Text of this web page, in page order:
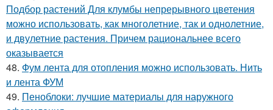
Подбор растений Для клумбы непрерывного цветения
можно использовать, как многолетние, так и однолетние,
и двулетние растения. Причем рациональнее всего
оказывается
48. Фум лента для отопления можно использовать. Нить
и лента ФУМ
49. Пеноблоки: лучшие материалы для наружного